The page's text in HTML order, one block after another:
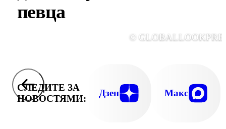
певца
©
СЛЕДИТЕ ЗА
НОВОСТЯМИ:
Дзен Макс